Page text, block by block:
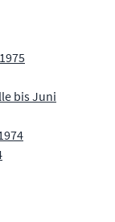
bis Juni